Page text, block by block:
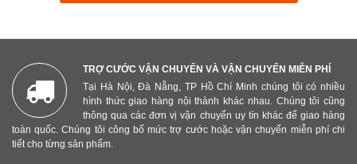
TRỢ CƯỚC VẬN CHUYỂN VÀ VẬN CHUYỂN MIỄN PHÍ
Tại Hà Nội, Đà Nẵng, TP Hồ Chí Minh chúng tôi có nhiều
hình thức giao hàng nội thành khác nhau. Chúng tôi cũng
thông qua các đơn vị vận chuyển uy tín khác để giao hàng
toàn quốc. Chúng tôi công bố mức trợ cước hoặc vận chuyển miễn phí chi
tiết cho từng sản phẩm.